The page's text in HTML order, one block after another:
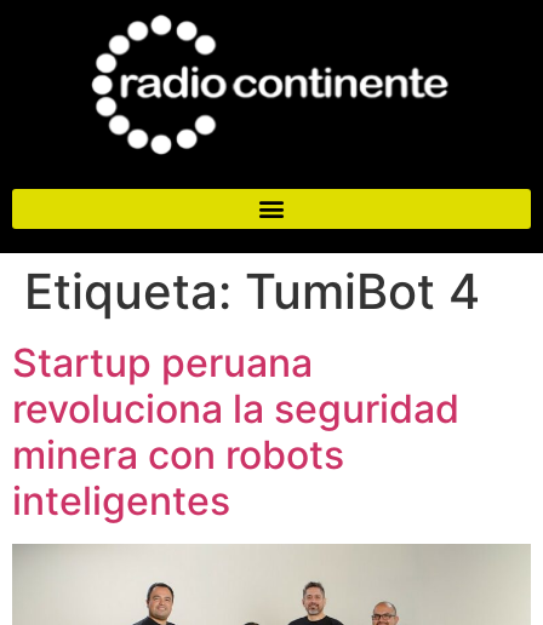
Etiqueta: TumiBot 4
Startup peruana
revoluciona la seguridad
minera con robots
inteligentes